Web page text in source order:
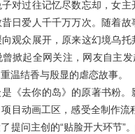
对过往记忆尽数忘却，女
日爱人千千万万次。随着故
观众展开，原来这幻境乌
掀起全网关注，网友自主发
温结香与殷显的虐恋故事。
《去你的岛》的原著书粉。
目动画工区，感受全制作流
提问主创的“贴脸开大环节”